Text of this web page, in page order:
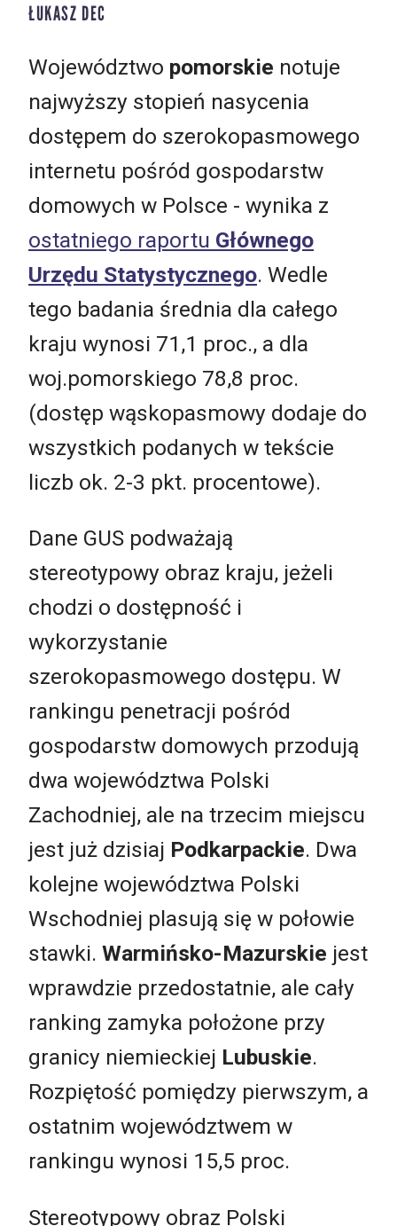
ŁUKASZ DEC
Województwo pomorskie notuje
najwyższy stopień nasycenia
dostępem do szerokopasmowego
internetu pośród gospodarstw
domowych w Polsce - wynika z
ostatniego raportu Głównego
Urzędu Statystycznego. Wedle
tego badania średnia dla całego
kraju wynosi 71,1 proc., a dla
woj.pomorskiego 78,8 proc.
(dostęp wąskopasmowy dodaje do
wszystkich podanych w tekście
liczb ok. 2-3 pkt. procentowe).
Dane GUS podważają
stereotypowy obraz kraju, jeżeli
chodzi o dostępność i
wykorzystanie
szerokopasmowego dostępu. W
rankingu penetracji pośród
gospodarstw domowych przodują
dwa województwa Polski
Zachodniej, ale na trzecim miejscu
jest już dzisiaj Podkarpackie. Dwa
kolejne województwa Polski
Wschodniej plasują się w połowie
stawki. Warmińsko-Mazurskie jest
wprawdzie przedostatnie, ale cały
ranking zamyka położone przy
granicy niemieckiej Lubuskie.
Rozpiętość pomiędzy pierwszym, a
ostatnim województwem w
rankingu wynosi 15,5 proc.
Stereotypowy obraz Polski